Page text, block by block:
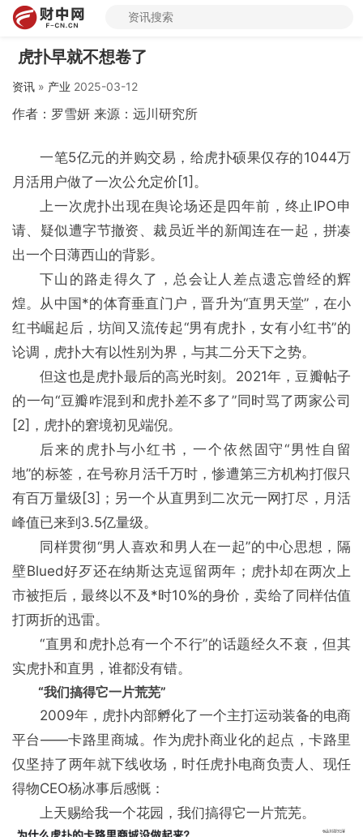
虎扑早就不想卷了
资讯 » 产业 2025-03-12
作者：罗雪妍 来源：远川研究所
一笔5亿元的并购交易，给虎扑硕果仅存的1044万
月活用户做了一次公允定价[1]。
上一次虎扑出现在舆论场还是四年前，终止IPO申
请、疑似遭字节撤资、裁员近半的新闻连在一起，拼凑
出一个日薄西山的背影。
下山的路走得久了，总会让人差点遗忘曾经的辉
煌。从中国*的体育垂直门户，晋升为“直男天堂”，在小
红书崛起后，坊间又流传起“男有虎扑，女有小红书”的
论调，虎扑大有以性别为界，与其二分天下之势。
但这也是虎扑最后的高光时刻。2021年，豆瓣帖子
的一句“豆瓣咋混到和虎扑差不多了”同时骂了两家公司
[2]，虎扑的窘境初见端倪。
后来的虎扑与小红书，一个依然固守“男性自留
地”的标签，在号称月活千万时，惨遭第三方机构打假只
有百万量级[3]；另一个从直男到二次元一网打尽，月活
峰值已来到3.5亿量级。
同样贯彻“男人喜欢和男人在一起”的中心思想，隔
壁Blued好歹还在纳斯达克逗留两年；虎扑却在两次上
市被拒后，最终以不及*时10%的身价，卖给了同样估值
打两折的迅雷。
“直男和虎扑总有一个不行”的话题经久不衰，但其
实虎扑和直男，谁都没有错。
“我们搞得它一片荒芜”
2009年，虎扑内部孵化了一个主打运动装备的电商
平台——卡路里商城。作为虎扑商业化的起点，卡路里
仅坚持了两年就下线收场，时任虎扑电商负责人、现任
得物CEO杨冰事后感慨：
上天赐给我一个花园，我们搞得它一片荒芜。